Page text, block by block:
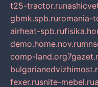
t25-tractor.ru
gbmk.spb.ruromania-
airheat-spb.ru
demo.home.nov.ru
comp-land.org
fexer.rusnite-mebel.ru